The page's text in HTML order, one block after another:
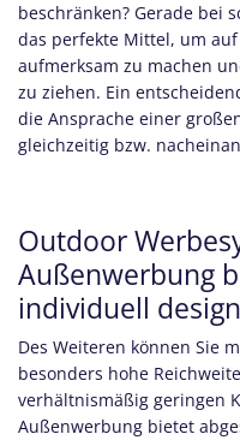
beschränken? Gerade bei
das perfekte Mittel, um
aufmerksam zu machen
zu ziehen. Ein
die Ansprache einer
gleichzeitig bzw.
Outdoor
Außenwerbung
individuell
Des Weiteren können Sie
besonders hohe
verhältnismäßig geringen
Außenwerbung bietet